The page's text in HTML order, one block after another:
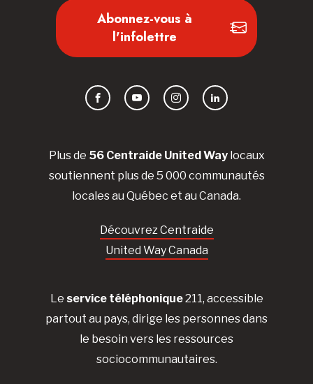
Plus de 56 Centraide United Waylocaux
soutiennent plus de 5 000 communautés
locales au Québec et au Canada.
Découvrez Centraide
United Way Canada
Le service téléphonique211, accessible
partout au pays, dirige les personnes dans
le besoin vers les ressources
sociocommunautaires.
Abonnez-vous à
l'infolettre
FacebookYouTubeInstagramLinkedIn